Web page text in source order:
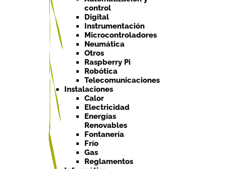
control
Digital
Instrumentación
Microcontroladores
Neumática
Otros
Raspberry Pi
Robótica
Telecomunicaciones
Instalaciones
Calor
Electricidad
Energías
Renovables
Fontanería
Frío
Gas
Reglamentos